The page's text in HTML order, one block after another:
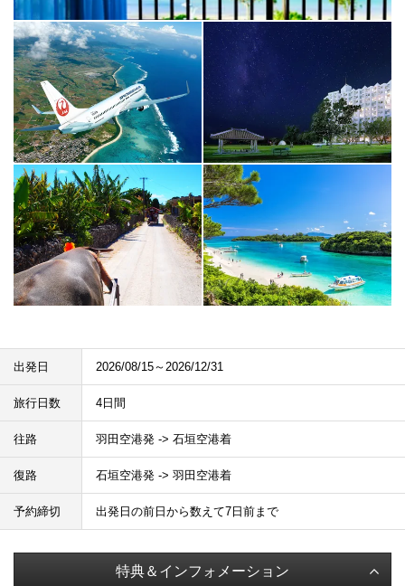
出発日 2026/08/15～2026/12/31
旅行日数 4日間
往路 羽田空港発 -> 石垣空港着
復路 石垣空港発 -> 羽田空港着
予約締切 出発日の前日から数えて7日前まで
特典＆インフォメーション